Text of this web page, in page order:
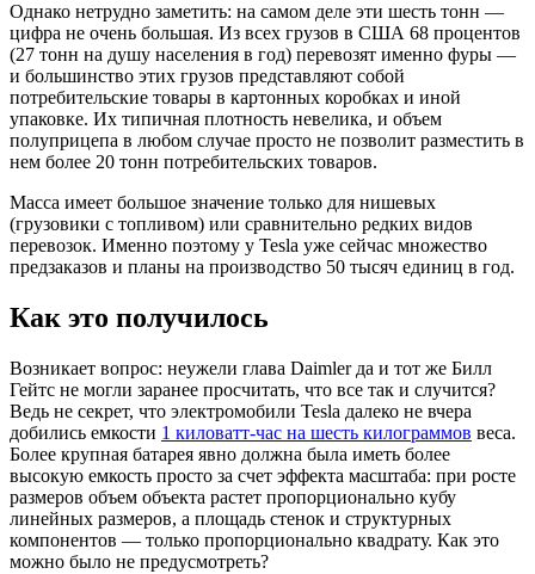
Однако нетрудно заметить: на самом деле эти шесть тонн —
цифра не очень большая. Из всех грузов в США 68 процентов
(27 тонн на душу населения в год) перевозят именно фуры —
и большинство этих грузов представляют собой
потребительские товары в картонных коробках и иной
упаковке. Их типичная плотность невелика, и объем
полуприцепа в любом случае просто не позволит разместить в
нем более 20 тонн потребительских товаров.
Масса имеет большое значение только для нишевых
(грузовики с топливом) или сравнительно редких видов
перевозок. Именно поэтому у Tesla уже сейчас множество
предзаказов и планы на производство 50 тысяч единиц в год.
Как это получилось
Возникает вопрос: неужели глава Daimler да и тот же Билл
Гейтс не могли заранее просчитать, что все так и случится?
Ведь не секрет, что электромобили Tesla далеко не вчера
добились емкости 1 киловатт-час на шесть килограммов веса.
Более крупная батарея явно должна была иметь более
высокую емкость просто за счет эффекта масштаба: при росте
размеров объем объекта растет пропорционально кубу
линейных размеров, а площадь стенок и структурных
компонентов — только пропорционально квадрату. Как это
можно было не предусмотреть?